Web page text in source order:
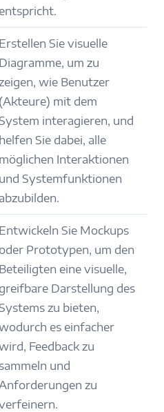
entspricht.
Erstellen Sie visuelle
Diagramme, um zu
wie Benutzer
(Akteure) mit dem
interagieren, und
helfen Sie dabei, alle
möglichen Interaktionen
und Systemfunktionen
abzubilden.
Entwickeln Sie Mockups
oder Prototypen, um den
Beteiligten eine visuelle,
greifbare Darstellung des
zu bieten,
es einfacher
Feedback zu
sammeln und
Anforderungen zu